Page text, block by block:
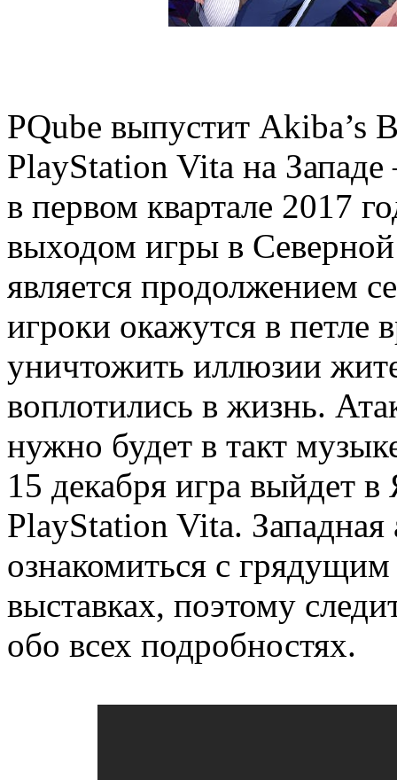
PQube выпустит Akiba’s
PlayStation Vita на Западе
в первом квартале 2017
выходом игры в
является продолжением
игроки окажутся в петле
уничтожить иллюзии
воплотились в жизнь.
нужно будет в такт
15 декабря игра выйдет
PlayStation Vita.
ознакомиться с
выставках, поэтому
обо всех подробностях.